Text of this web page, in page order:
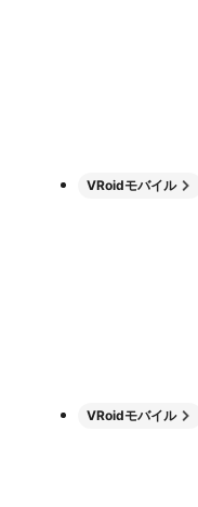
VRoidモバイル
VRoidモバイル